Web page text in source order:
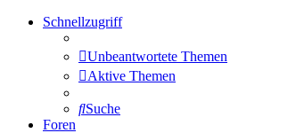
Schnellzugriff
Unbeantwortete Themen
Aktive Themen
Suche
Foren